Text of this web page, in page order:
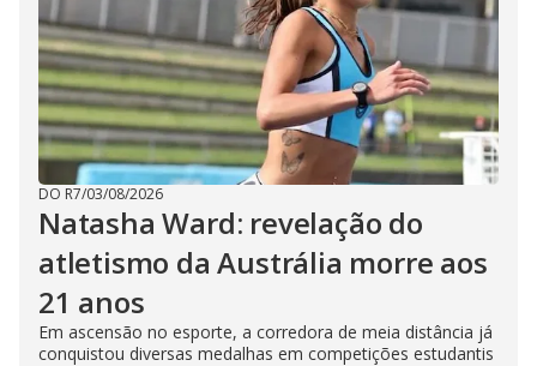
DO R7/03/08/2026
Natasha Ward: revelação do
atletismo da Austrália morre aos
21 anos
Em ascensão no esporte, a corredora de meia distância já
conquistou diversas medalhas em competições estudantis